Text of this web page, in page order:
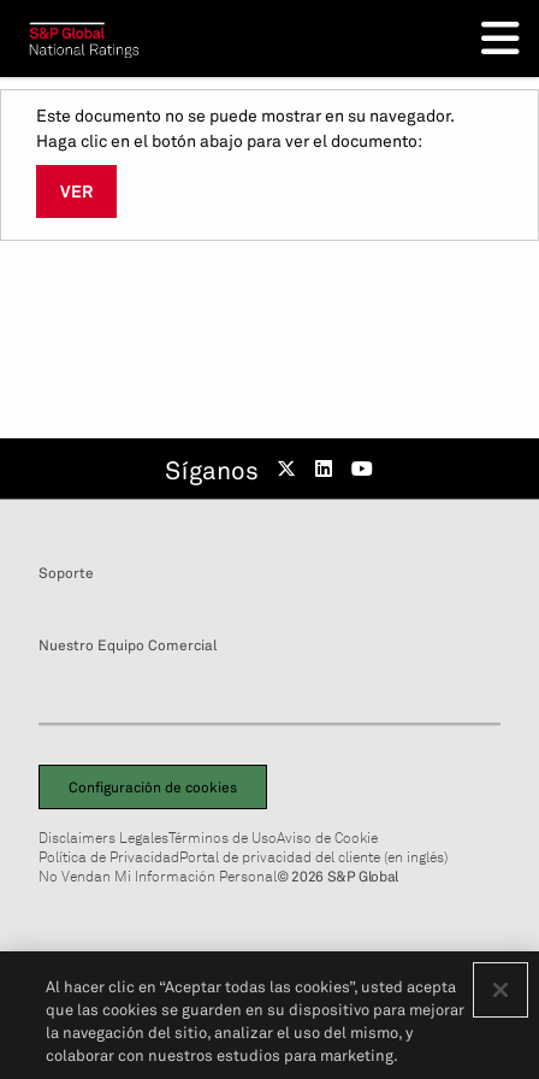
Este documento no se puede mostrar en su navegador.
Haga clic en el botón abajo para ver el documento:
VER
Síganos
Soporte
Nuestro Equipo Comercial
Configuración de cookies
Disclaimers LegalesTérminos de UsoAviso de Cookie
Política de PrivacidadPortal de privacidad del cliente (en inglés)
No Vendan Mi Información Personal© 2026 S&P Global
Al hacer clic en “Aceptar todas las cookies”, usted acepta
que las cookies se guarden en su dispositivo para mejorar
la navegación del sitio, analizar el uso del mismo, y
colaborar con nuestros estudios para marketing.